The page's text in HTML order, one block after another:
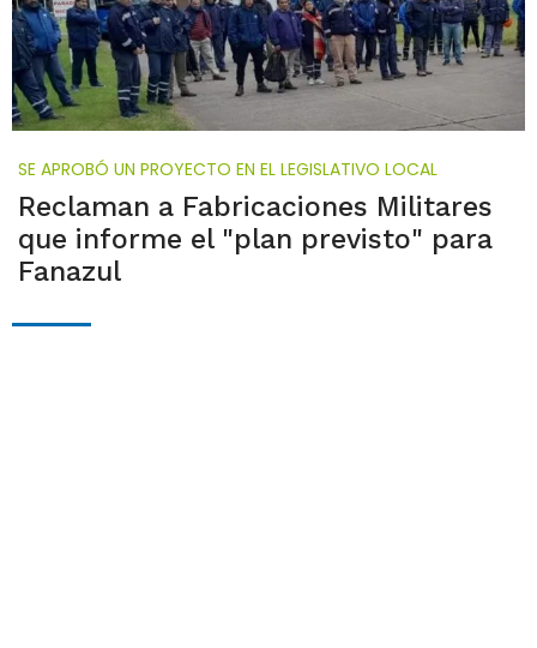
SE APROBÓ UN PROYECTO EN EL LEGISLATIVO LOCAL
Reclaman a Fabricaciones Militares
que informe el "plan previsto" para
Fanazul